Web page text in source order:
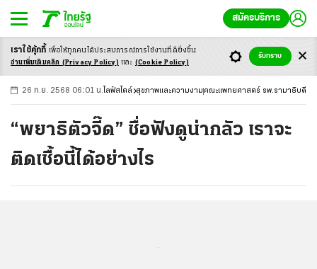
สมัครบริการ
-ก ก ก+
26 ก.ย. 2568 06:01 น.ไลฟ์สไตล์ สุขภาพและความงาม คณะแพทยศาสตร์ รพ.รามาธิบดี
“พยาธิตัวจี๊ด” ชื่อฟังดูน่ากลัว เราจะ
ติดเชื้อนี้ได้อย่างไร
เราใช้คุ้กกี้ เพื่อให้ทุกคนได้ประสบการณ์การใช้งานที่ดียิ่งขึ้น
อ่านเพิ่มเติมคลิก (Privacy Policy) และ (Cookie Policy)
รับทราบ